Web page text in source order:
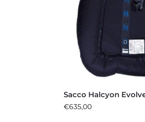
Sacco Halcyon
€635,00